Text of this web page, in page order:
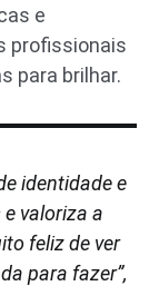
e
profissionais
para brilhar.
identidade e
valoriza a
feliz de ver
para fazer”,